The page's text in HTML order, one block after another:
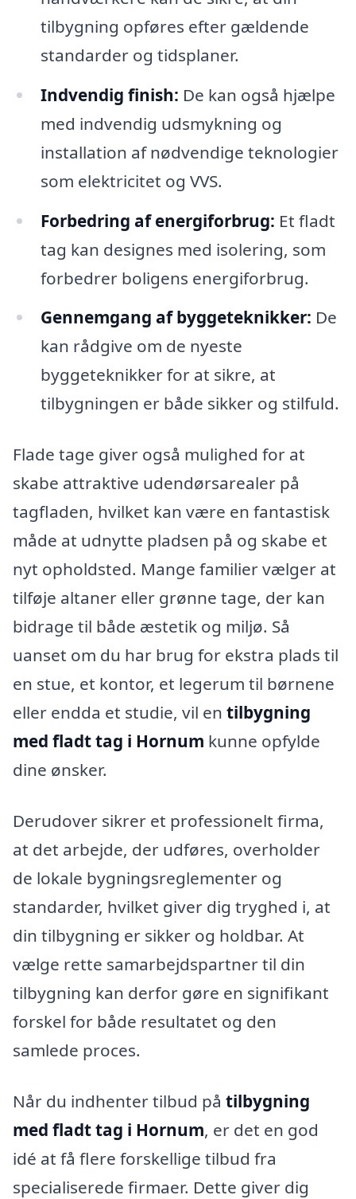
tilbygning opføres efter gældende
standarder og tidsplaner.
Indvendig finish: De kan også hjælpe
med indvendig udsmykning og
installation af nødvendige teknologier
som elektricitet og VVS.
Forbedring af energiforbrug: Et fladt
tag kan designes med isolering, som
forbedrer boligens energiforbrug.
Gennemgang af byggeteknikker: De
kan rådgive om de nyeste
byggeteknikker for at sikre, at
tilbygningen er både sikker og stilfuld.
Flade tage giver også mulighed for at
skabe attraktive udendørsarealer på
tagfladen, hvilket kan være en fantastisk
måde at udnytte pladsen på og skabe et
nyt opholdsted. Mange familier vælger at
tilføje altaner eller grønne tage, der kan
bidrage til både æstetik og miljø. Så
uanset om du har brug for ekstra plads til
en stue, et kontor, et legerum til børnene
eller endda et studie, vil en tilbygning
med fladt tag i Hornum kunne opfylde
dine ønsker.
Derudover sikrer et professionelt firma,
at det arbejde, der udføres, overholder
de lokale bygningsreglementer og
standarder, hvilket giver dig tryghed i, at
din tilbygning er sikker og holdbar. At
vælge rette samarbejdspartner til din
tilbygning kan derfor gøre en signifikant
forskel for både resultatet og den
samlede proces.
Når du indhenter tilbud på tilbygning
med fladt tag i Hornum, er det en god
idé at få flere forskellige tilbud fra
specialiserede firmaer. Dette giver dig